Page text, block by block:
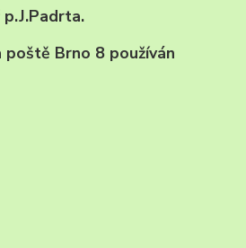
Brno 8 používán